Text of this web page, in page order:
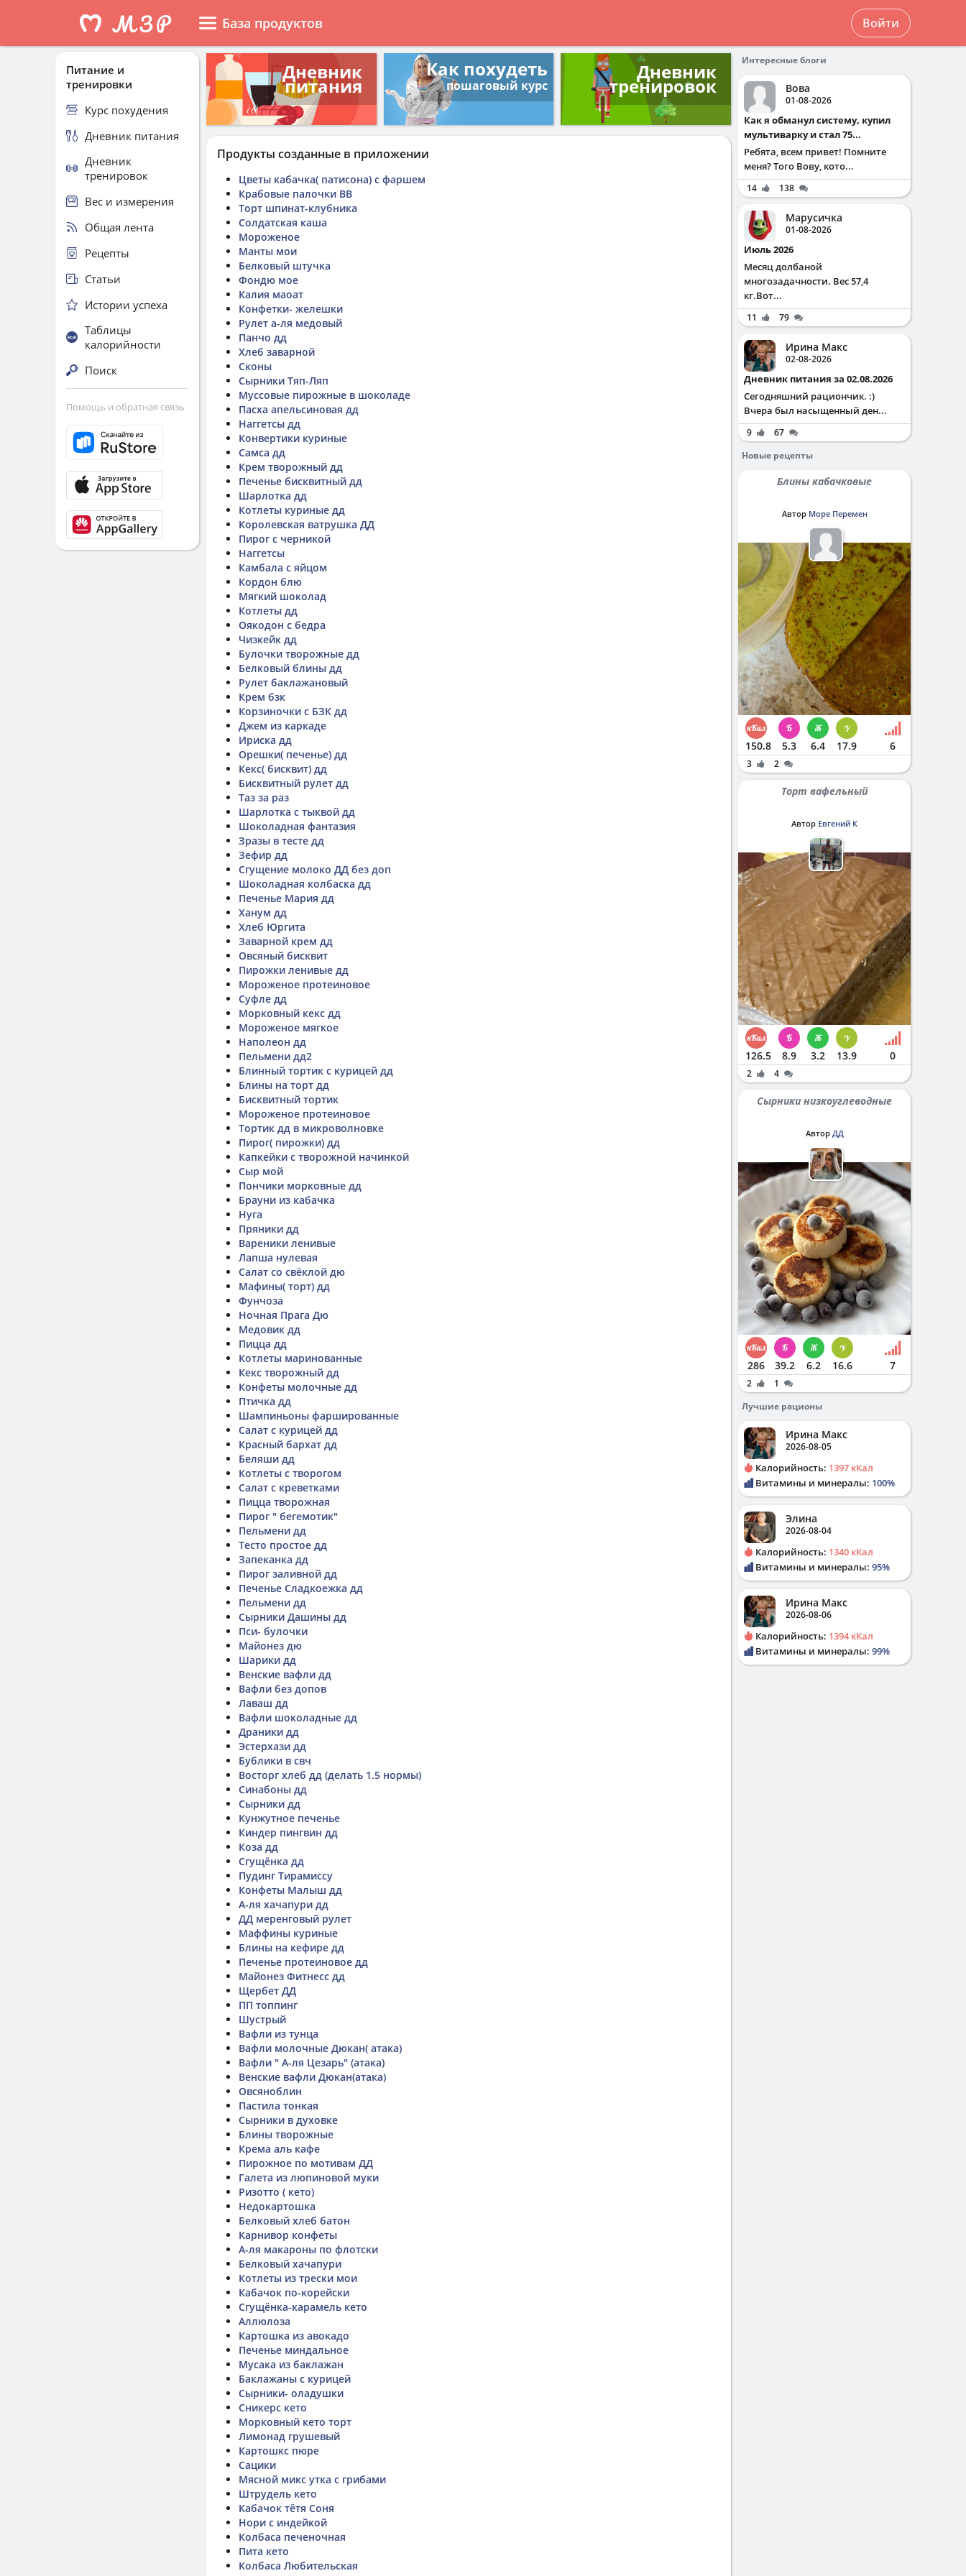
База продуктов Войти
Дневник
питания
Как похудеть
пошаговый курс
Дневник
тренировок
Продукты созданные в приложении
Цветы кабачка( патисона) с фаршем
Крабовые палочки ВВ
Торт шпинат-клубника
Солдатская каша
Мороженое
Манты мои
Белковый штучка
Фондю мое
Калия маоат
Конфетки- желешки
Рулет а-ля медовый
Панчо дд
Хлеб заварной
Сконы
Сырники Тяп-Ляп
Муссовые пирожные в шоколаде
Пасха апельсиновая дд
Наггетсы дд
Конвертики куриные
Самса дд
Крем творожный дд
Печенье бисквитный дд
Шарлотка дд
Котлеты куриные дд
Королевская ватрушка ДД
Пирог с черникой
Наггетсы
Камбала с яйцом
Кордон блю
Мягкий шоколад
Котлеты дд
Оякодон с бедра
Чизкейк дд
Булочки творожные дд
Белковый блины дд
Рулет баклажановый
Крем бзк
Корзиночки с БЗК дд
Джем из каркаде
Ириска дд
Орешки( печенье) дд
Кекс( бисквит) дд
Бисквитный рулет дд
Таз за раз
Шарлотка с тыквой дд
Шоколадная фантазия
Зразы в тесте дд
Зефир дд
Сгущение молоко ДД без доп
Шоколадная колбаска дд
Печенье Мария дд
Ханум дд
Хлеб Юргита
Заварной крем дд
Овсяный бисквит
Пирожки ленивые дд
Мороженое протеиновое
Суфле дд
Морковный кекс дд
Мороженое мягкое
Наполеон дд
Пельмени дд2
Блинный тортик с курицей дд
Блины на торт дд
Бисквитный тортик
Мороженое протеиновое
Тортик дд в микроволновке
Пирог( пирожки) дд
Капкейки с творожной начинкой
Сыр мой
Пончики морковные дд
Брауни из кабачка
Нуга
Пряники дд
Вареники ленивые
Лапша нулевая
Салат со свёклой дю
Мафины( торт) дд
Фунчоза
Ночная Прага Дю
Медовик дд
Пицца дд
Котлеты маринованные
Кекс творожный дд
Конфеты молочные дд
Птичка дд
Шампиньоны фаршированные
Салат с курицей дд
Красный бархат дд
Беляши дд
Котлеты с творогом
Салат с креветками
Пицца творожная
Пирог " бегемотик"
Пельмени дд
Тесто простое дд
Запеканка дд
Пирог заливной дд
Печенье Сладкоежка дд
Пельмени дд
Сырники Дашины дд
Пси- булочки
Майонез дю
Шарики дд
Венские вафли дд
Вафли без допов
Лаваш дд
Вафли шоколадные дд
Драники дд
Эстерхази дд
Бублики в свч
Восторг хлеб дд (делать 1.5 нормы)
Синабоны дд
Сырники дд
Кунжутное печенье
Киндер пингвин дд
Коза дд
Сгущёнка дд
Пудинг Тирамиссу
Конфеты Малыш дд
А-ля хачапури дд
ДД меренговый рулет
Маффины куриные
Блины на кефире дд
Печенье протеиновое дд
Майонез Фитнесс дд
Щербет ДД
ПП топпинг
Шустрый
Вафли из тунца
Вафли молочные Дюкан( атака)
Вафли " А-ля Цезарь" (атака)
Венские вафли Дюкан(атака)
Овсяноблин
Пастила тонкая
Сырники в духовке
Блины творожные
Крема аль кафе
Пирожное по мотивам ДД
Галета из люпиновой муки
Ризотто ( кето)
Недокартошка
Белковый хлеб батон
Карнивор конфеты
А-ля макароны по флотски
Белковый хачапури
Котлеты из трески мои
Кабачок по-корейски
Сгущёнка-карамель кето
Аллюлоза
Картошка из авокадо
Печенье миндальное
Мусака из баклажан
Баклажаны с курицей
Сырники- оладушки
Сникерс кето
Морковный кето торт
Лимонад грушевый
Картошкс пюре
Сацики
Мясной микс утка с грибами
Штрудель кето
Кабачок тётя Соня
Нори с индейкой
Колбаса печеночная
Пита кето
Колбаса Любительская
Питание и
тренировки
Курс похудения
Дневник питания
Дневник
тренировок
Вес и измерения
Общая лента
Рецепты
Статьи
Истории успеха
Таблицы
калорийности
Поиск
Помощь и обратная связь
Интересные блоги
Вова
01-08-2026
Как я обманул систему, купил
мультиварку и стал 75...
Ребята, всем привет! Помните
меня? Того Вову, кото...
14 138
Марусичка
01-08-2026
Июль 2026
Месяц долбаной
многозадачности. Вес 57,4
кг.Вот...
11 79
Ирина Макс
02-08-2026
Дневник питания за 02.08.2026
Сегодняшний рациончик. :)
Вчера был насыщенный ден...
9
67
Новые рецепты
Блины кабачковые
Автор Море Перемен
150.8 5.3 6.4 17.9 6
3 2
Торт вафельный
Автор Евгений К
126.5 8.9 3.2 13.9 0
2 4
Сырники низкоуглеводные
Автор ДД
286 39.2 6.2 16.6 7
2
1
Лучшие рационы
Ирина Макс
2026-08-05
Калорийность: 1397 кКал
Витамины и минералы: 100%
Элина
2026-08-04
Калорийность: 1340 кКал
Витамины и минералы: 95%
Ирина Макс
2026-08-06
Калорийность: 1394 кКал
Витамины и минералы: 99%